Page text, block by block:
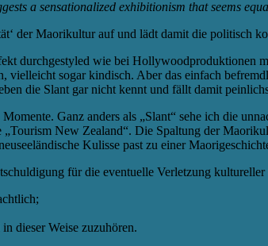
a sensationalized exhibitionism that seems
der Maorikultur auf und lädt damit die politisch
durchgestyled wie bei Hollywoodproduktionen
vielleicht sogar kindisch. Aber das einfach
die Slant gar nicht kennt und fällt damit
Ganz anders als „Slant“ sehe ich die
New Zealand“. Die Spaltung der
Kulisse past zu einer
für die eventuelle Verletzung
dieser Weise zuzuhören.